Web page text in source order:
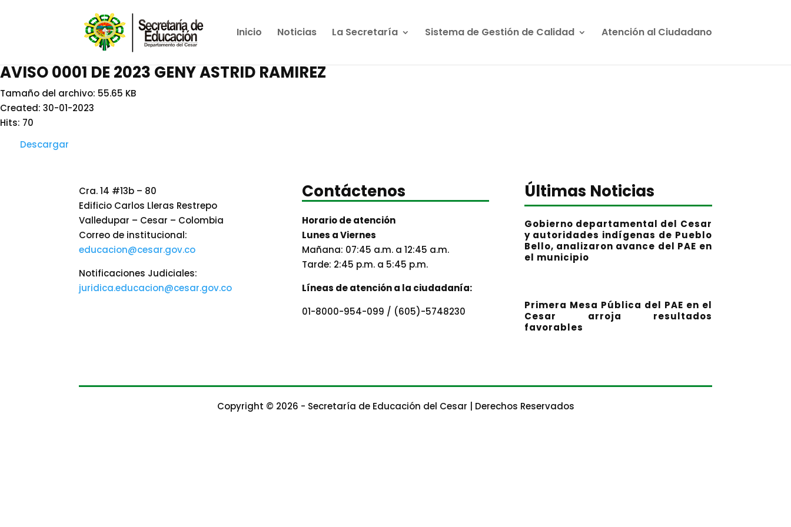
Inicio Noticias La Secretaría Sistema de Gestión de Calidad Atención al Ciudadano
AVISO 0001 DE 2023 GENY ASTRID RAMIREZ
Tamaño del archivo: 55.65 KB
Created: 30-01-2023
Hits: 70
Descargar
Cra. 14 #13b – 80
Edificio Carlos Lleras Restrepo
Valledupar – Cesar – Colombia
Correo de institucional:
educacion@cesar.gov.co
Notificaciones Judiciales:
juridica.educacion@cesar.gov.co
Contáctenos
Horario de atención
Lunes a Viernes
Mañana: 07:45 a.m. a 12:45 a.m.
Tarde: 2:45 p.m. a 5:45 p.m.
Líneas de atención a la ciudadanía:
01-8000-954-099 / (605)-5748230
Últimas Noticias
Gobierno departamental del Cesar
y autoridades indígenas de Pueblo
Bello, analizaron avance del PAE en
el municipio
Primera Mesa Pública del PAE en el
Cesar arroja resultados
favorables
Copyright © 2026 - Secretaría de Educación del Cesar | Derechos Reservados